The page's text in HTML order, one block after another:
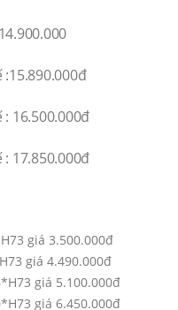
:15.890.000đ
: 16.500.000đ
: 17.850.000đ
giá 3.500.000đ
giá 4.490.000đ
giá 5.100.000đ
giá 6.450.000đ